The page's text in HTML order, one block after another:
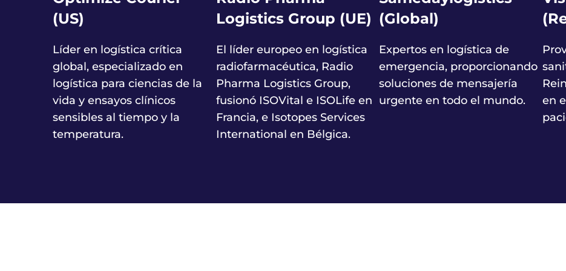
(US)
Líder en logística crítica
global, especializado en
logística para ciencias de la
vida y ensayos clínicos
sensibles al tiempo y la
temperatura.
Logistics Group (UE)
El líder europeo en logística
radiofarmacéutica, Radio
Pharma Logistics Group,
fusionó ISOVital e ISOLife en
Francia, e Isotopes Services
International en Bélgica.
(Global)
Expertos en logística de
emergencia, proporcionando
soluciones de mensajería
urgente en todo el mundo.
en